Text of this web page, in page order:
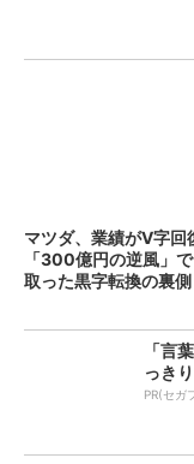
マツダ、業績がV字
「300億円の逆風」
取った黒字転換の裏側
「言
っき
PR(セガ